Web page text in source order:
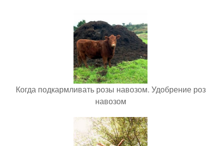
Когда подкармливать розы навозом. Удобрение роз
навозом